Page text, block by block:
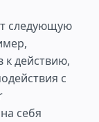
следующую
к действию,
с
себя